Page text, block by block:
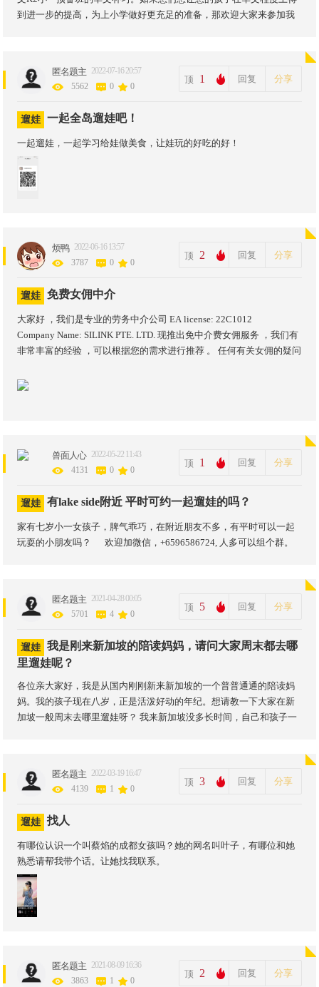
到进一步的提高，为上小学做好更充足的准备，那欢迎大家来参加我
张老师 地址：Bedok North Eve 3
匿名题主 2022-07-16 20:57
5562
0 0
顶 1 回复 分享
遛娃 一起全岛遛娃吧！
一起遛娃，一起学习给娃做美食，让娃玩的好吃的好！
烦鸭 2022-06-16 13:57
3787
0 0
顶 2 回复 分享
遛娃 免费女佣中介
大家好 ，我们是专业的劳务中介公司 EA license: 22C1012
Company Name: SILINK PTE. LTD. 现推出免中介费女佣服务 ，我们有
非常丰富的经验 ，可以根据您的需求进行推荐 。 任何有关女佣的疑问
兽面人心 2022-05-22 11:43
4131
0 0
顶 1 回复 分享
遛娃 有lake side附近 平时可约一起遛娃的吗？
家有七岁小一女孩子，脾气乖巧，在附近朋友不多，有平时可以一起
玩耍的小朋友吗？ 欢迎加微信，+6596586724, 人多可以组个群。
匿名题主 2021-04-28 00:05
5701
4 0
顶 5 回复 分享
遛娃
我是刚来新加坡的陪读妈妈，请问大家周末都去哪
里遛娃呢？
各位亲大家好，我是从国内刚刚新来新加坡的一个普普通通的陪读妈
妈。我的孩子现在八岁，正是活泼好动的年纪。想请教一下大家在新
加坡一般周末去哪里遛娃呀？ 我来新加坡没多长时间，自己和孩子一
挨了。唉，不知道这里会不会遇到同样来陪读的妈妈们，你们都是怎
样坚持下去的呢？
匿名题主 2022-03-19 16:47
4139
1 0
顶 3 回复 分享
遛娃 找人
有哪位认识一个叫蔡焰的成都女孩吗？她的网名叫叶子，有哪位和她
熟悉请帮我带个话。让她找我联系。
匿名题主 2021-08-09 16:36
3863
1 0
顶 2 回复 分享